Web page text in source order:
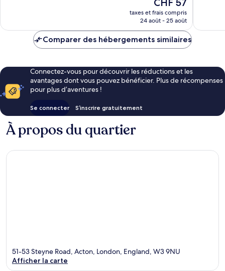
nouveau
prix
de
taxes et frais compris
24 août - 25 août
Comparer des hébergements similaires
Connectez-vous pour découvrir les réductions et les
avantages dont vous pouvez bénéficier. Plus de récompenses
pour plus d’aventures !
Se connecter S’inscrire gratuitement
À propos du quartier
51-53 Steyne Road, Acton, London, England, W3 9NU
Afficher la carte